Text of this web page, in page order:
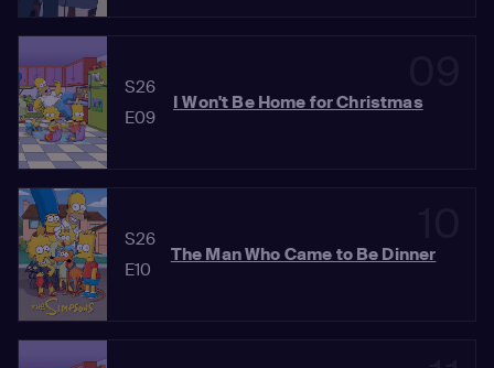
S26
E09
I Won't Be Home for Christmas
S26
E10
The Man Who Came to Be Dinner